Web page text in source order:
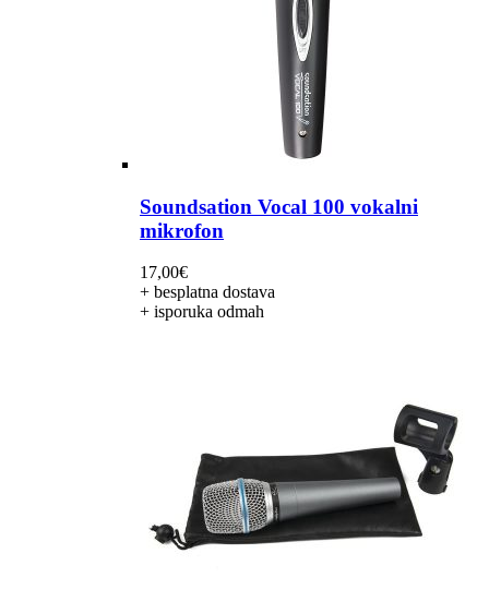
Soundsation Vocal 100 vokalni
mikrofon
17,00€
+ besplatna dostava
+ isporuka odmah